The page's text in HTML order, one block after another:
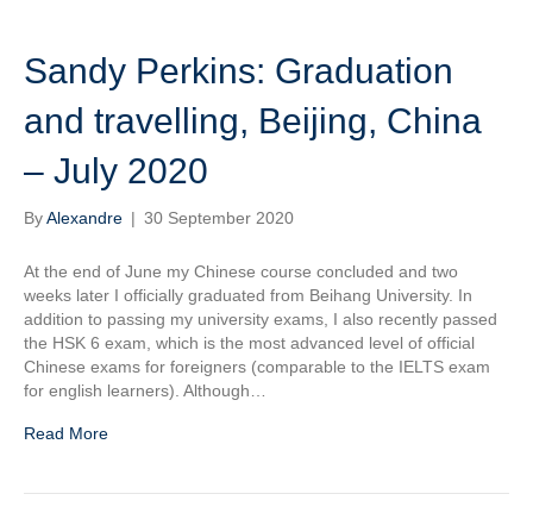
Sandy Perkins: Graduation
and travelling, Beijing, China
– July 2020
ByAlexandre | 30 September 2020
At the end of June my Chinese course concluded and two
weeks later I officially graduated from Beihang University. In
addition to passing my university exams, I also recently passed
the HSK 6 exam, which is the most advanced level of official
Chinese exams for foreigners (comparable to the IELTS exam
for english learners). Although…
Read More